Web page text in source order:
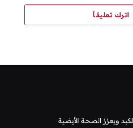
اترك تعليقاً
ويعزز الصحة الأيضية